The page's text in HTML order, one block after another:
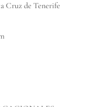
Cruz de Tenerife